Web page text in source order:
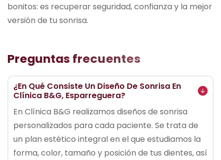
bonitos: es recuperar seguridad, confianza y la mejor
versión de tu sonrisa.
Preguntas frecuentes
¿En Qué Consiste Un Diseño De Sonrisa En
Clínica B&G, Esparreguera?
En Clínica B&G realizamos diseños de sonrisa
personalizados para cada paciente. Se trata de
un plan estético integral en el que estudiamos la
forma, color, tamaño y posición de tus dientes, así